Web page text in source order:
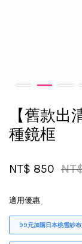
【舊款
種鏡框
NT$ 850
適用優惠
99元加購日本桃雪紗布